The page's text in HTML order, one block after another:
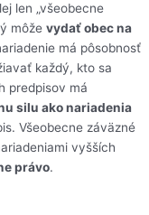
len „všeobecne
môže vydať obec na
má pôsobnosť
každý, kto sa
predpisov má
silu ako nariadenia
Všeobecne záväzné
vyšších
právo.